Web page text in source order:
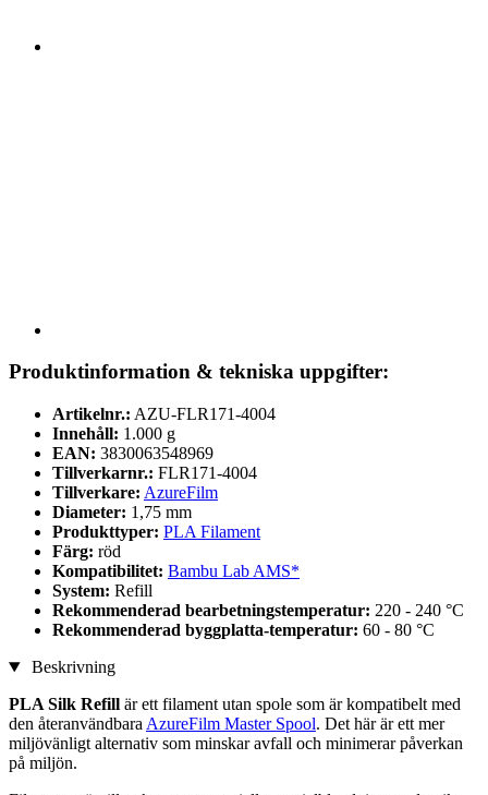
Produktinformation & tekniska uppgifter:
Artikelnr.: AZU-FLR171-4004
Innehåll: 1.000 g
EAN: 3830063548969
Tillverkarnr.: FLR171-4004
Tillverkare: AzureFilm
Diameter: 1,75 mm
Produkttyper: PLA Filament
Färg: röd
Kompatibilitet: Bambu Lab AMS*
System: Refill
Rekommenderad bearbetningstemperatur: 220 - 240 °C
Rekommenderad byggplatta-temperatur: 60 - 80 °C
Beskrivning
PLA Silk Refill är ett filament utan spole som är kompatibelt med
den återanvändbara AzureFilm Master Spool. Det här är ett mer
miljövänligt alternativ som minskar avfall och minimerar påverkan
på miljön.